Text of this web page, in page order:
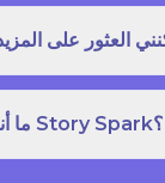
العثور على
ما أنواع الكتب التي يمكنني إنشاؤها على Story Spark؟